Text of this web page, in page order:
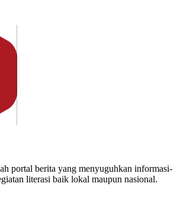
portal berita yang menyuguhkan informasi-
literasi baik lokal maupun nasional.